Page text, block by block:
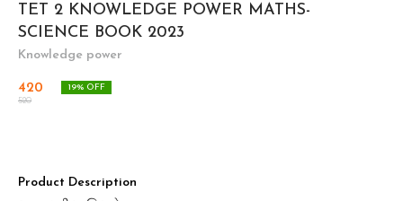
TET 2 KNOWLEDGE POWER MATHS-
SCIENCE BOOK 2023
Knowledge power
420
520
19% OFF
Product Description